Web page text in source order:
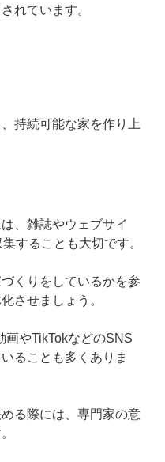
れています。
持続可能な家を作り上
、雑誌やウェブサイ
することも大切です。
くりをしているかを参
させましょう。
画やTikTokなどのSNS
ることも多くありま
る際には、専門家の意